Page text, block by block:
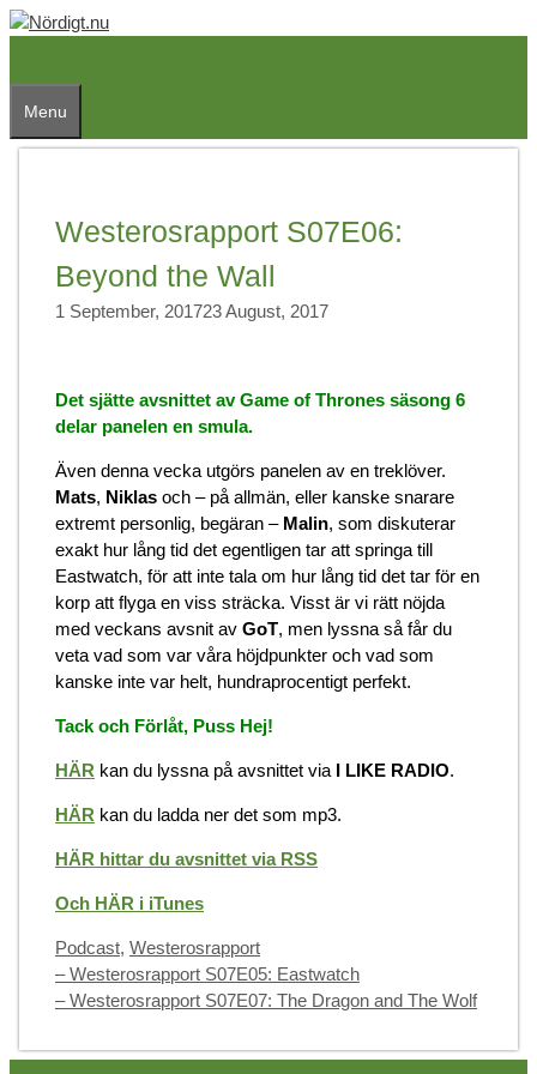
Skip
Menu
Westerosrapport S07E06:
Beyond the Wall
1 September, 201723 August, 2017
Det sjätte avsnittet av Game of Thrones säsong 6
delar panelen en smula.
Även denna vecka utgörs panelen av en treklöver.
Mats, Niklas och – på allmän, eller kanske snarare
extremt personlig, begäran – Malin, som diskuterar
exakt hur lång tid det egentligen tar att springa till
Eastwatch, för att inte tala om hur lång tid det tar för en
korp att flyga en viss sträcka. Visst är vi rätt nöjda
med veckans avsnit av GoT, men lyssna så får du
veta vad som var våra höjdpunkter och vad som
kanske inte var helt, hundraprocentigt perfekt.
Tack och Förlåt, Puss Hej!
HÄR kan du lyssna på avsnittet via I LIKE RADIO.
HÄR kan du ladda ner det som mp3.
HÄR hittar du avsnittet via RSS
Och HÄR i iTunes
Categories
Podcast, Westerosrapport
– Westerosrapport S07E05: Eastwatch
– Westerosrapport S07E07: The Dragon and The Wolf